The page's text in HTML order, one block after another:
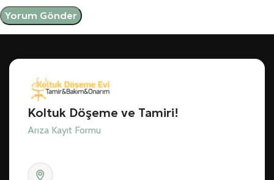
Koltuk Döşeme ve Tamiri!
Arıza Kayıt Formu